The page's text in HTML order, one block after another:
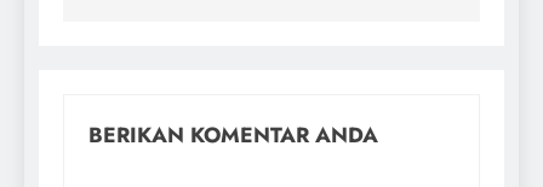
BERIKAN KOMENTAR ANDA